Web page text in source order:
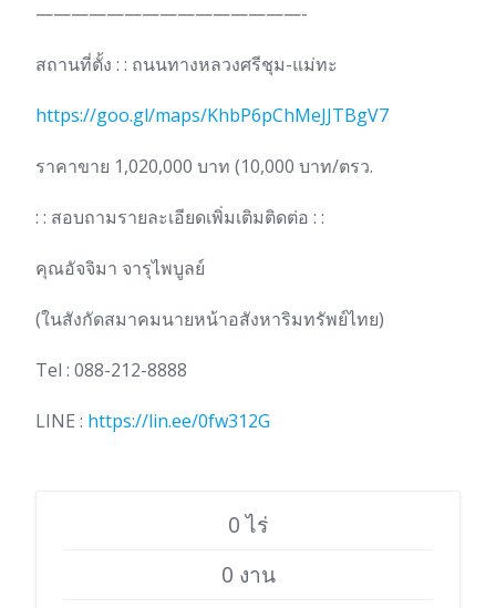
———————————————-
สถานที่ตั้ง : : ถนนทางหลวงศรีชุม-แม่ทะ
https://goo.gl/maps/KhbP6pChMeJJTBgV7
ราคาขาย 1,020,000 บาท (10,000 บาท/ตรว.
: : สอบถามรายละเอียดเพิ่มเติมติดต่อ : :
คุณอัจจิมา จารุไพบูลย์
(ในสังกัดสมาคมนายหน้าอสังหาริมทรัพย์ไทย)
Tel : 088-212-8888
LINE : https://lin.ee/0fw312G
0 ไร่
0 งาน